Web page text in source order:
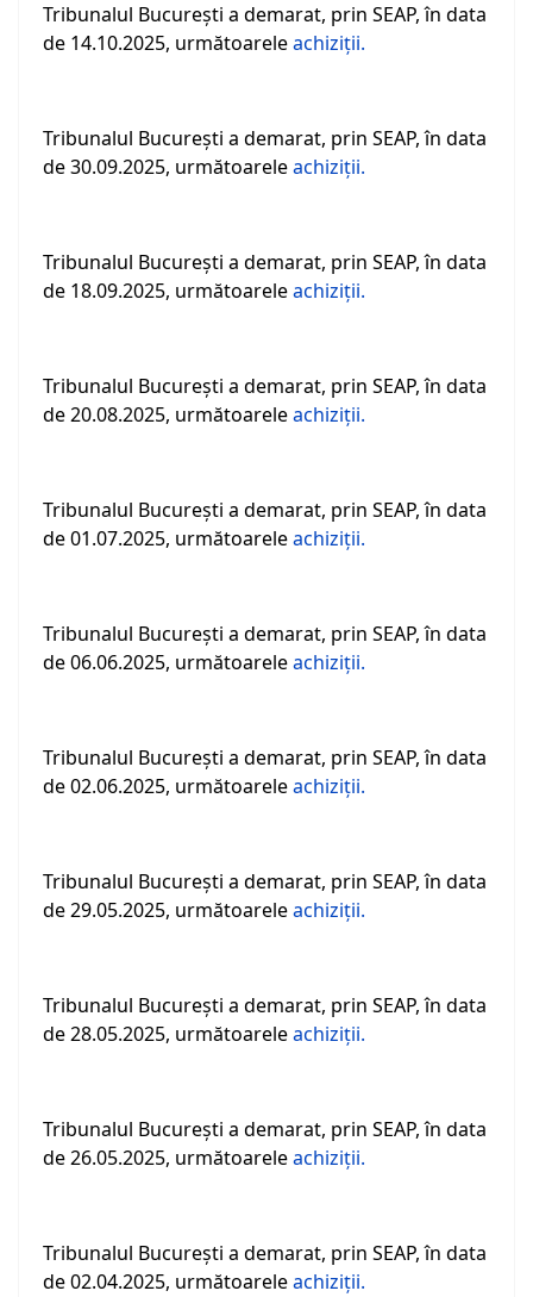
Tribunalul Bucureşti a demarat, prin SEAP, în data
de 14.10.2025, următoareleachiziții.
Tribunalul Bucureşti a demarat, prin SEAP, în data
de 30.09.2025, următoareleachiziții.
Tribunalul Bucureşti a demarat, prin SEAP, în data
de 18.09.2025, următoareleachiziții.
Tribunalul Bucureşti a demarat, prin SEAP, în data
de 20.08.2025, următoareleachiziții.
Tribunalul Bucureşti a demarat, prin SEAP, în data
de 01.07.2025, următoareleachiziţii.
Tribunalul Bucureşti a demarat, prin SEAP, în data
de 06.06.2025, următoareleachiziţii.
Tribunalul Bucureşti a demarat, prin SEAP, în data
de 02.06.2025, următoareleachiziţii.
Tribunalul Bucureşti a demarat, prin SEAP, în data
de 29.05.2025, următoareleachiziţii.
Tribunalul Bucureşti a demarat, prin SEAP, în data
de 28.05.2025, următoareleachiziţii.
Tribunalul Bucureşti a demarat, prin SEAP, în data
de 26.05.2025, următoareleachiziţii.
Tribunalul Bucureşti a demarat, prin SEAP, în data
de 02.04.2025, următoareleachiziţii.